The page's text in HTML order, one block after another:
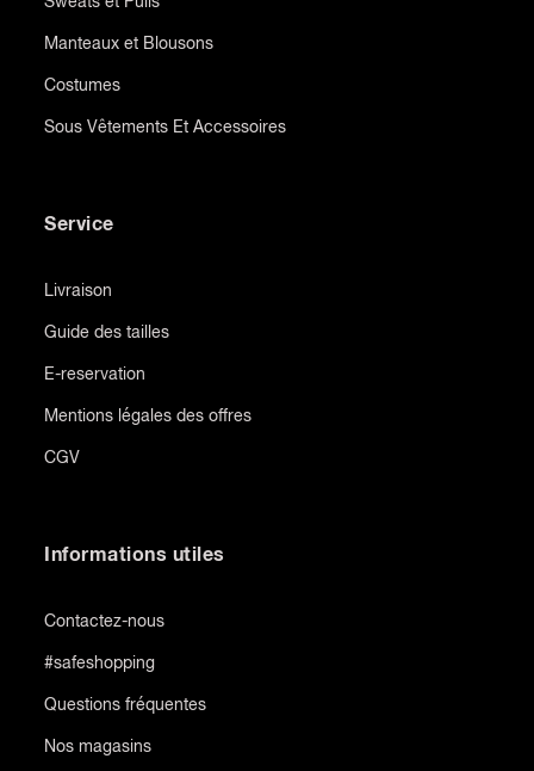
Manteaux et Blousons
Costumes
Sous Vêtements Et Accessoires
Service
Livraison
Guide des tailles
E-reservation
Mentions légales des offres
CGV
Informations utiles
Contactez-nous
#safeshopping
Questions fréquentes
Nos magasins